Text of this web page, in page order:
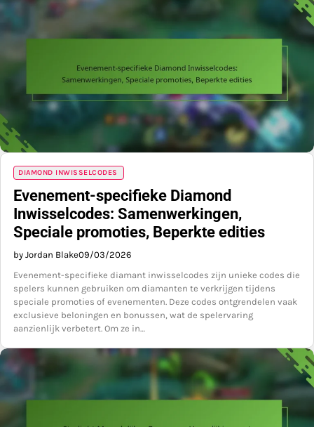
DIAMOND INWISSELCODES
Evenement-specifieke Diamond
Inwisselcodes: Samenwerkingen,
Speciale promoties, Beperkte edities
by Jordan Blake09/03/2026
Evenement-specifieke diamant inwisselcodes zijn unieke codes die
spelers kunnen gebruiken om diamanten te verkrijgen tijdens
speciale promoties of evenementen. Deze codes ontgrendelen vaak
exclusieve beloningen en bonussen, wat de spelervaring
aanzienlijk verbetert. Om ze in…